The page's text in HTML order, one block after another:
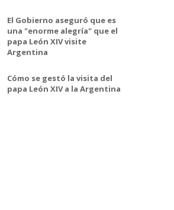
El Gobierno aseguró que es
una "enorme alegría" que el
papa León XIV visite
Argentina
Cómo se gestó la visita del
papa León XIV a la Argentina